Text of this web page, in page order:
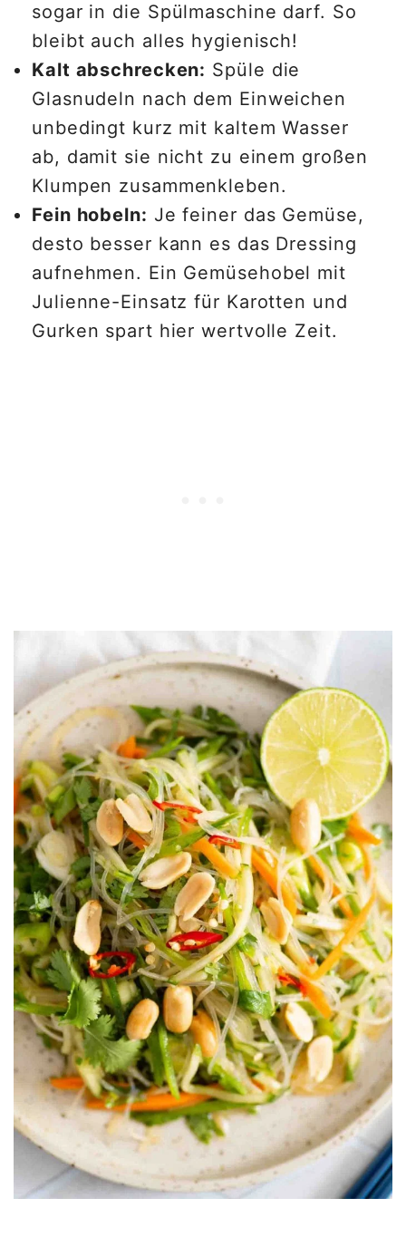
sogar in die Spülmaschine darf. So
bleibt auch alles hygienisch!
Kalt abschrecken: Spüle die
Glasnudeln nach dem Einweichen
unbedingt kurz mit kaltem Wasser
ab, damit sie nicht zu einem großen
Klumpen zusammenkleben.
Fein hobeln: Je feiner das Gemüse,
desto besser kann es das Dressing
aufnehmen. Ein Gemüsehobel mit
Julienne-Einsatz für Karotten und
Gurken spart hier wertvolle Zeit.